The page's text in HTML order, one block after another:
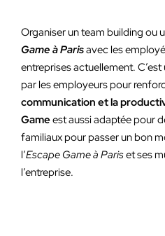
Organiser un team building ou
Game à Parisavec les
entreprises actuellement.
par les employeurs pour
communication et la
Gameest aussi adaptée pour
familiaux pour passer un bon
l’Escape Game à Pariset ses
l’entreprise.